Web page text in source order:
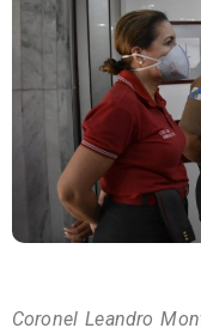
Coronel Leandro